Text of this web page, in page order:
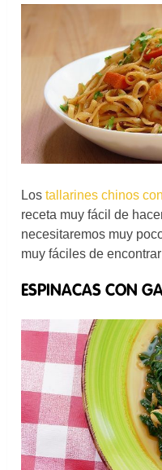
Lostallarines chinos
receta muy fácil de
necesitaremos muy
muy fáciles de
ESPINACAS CON